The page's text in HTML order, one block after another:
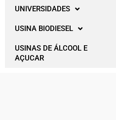
UNIVERSIDADES
USINA BIODIESEL
USINAS DE ÁLCOOL E
AÇUCAR